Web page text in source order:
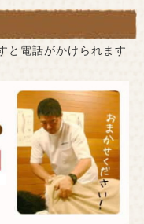
と電話がかけられます